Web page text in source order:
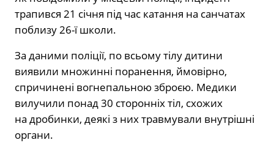
трапився 21 січня під час катання на санчатах
поблизу 26-ї школи.
За даними поліції, по всьому тілу дитини
виявили множинні поранення, ймовірно,
спричинені вогнепальною зброєю. Медики
вилучили понад 30 сторонніх тіл, схожих
на дробинки, деякі з них травмували внутрішні
органи.